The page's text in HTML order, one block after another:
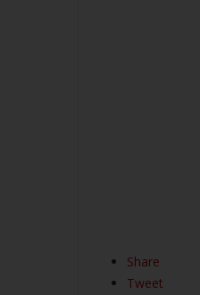
Share
Tweet